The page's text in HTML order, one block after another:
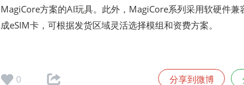
MagiCore方案的AI玩具。此外，MagiCore系列采用软硬件
成eSIM卡，可根据发货区域灵活选择模组和资费方案。
0 分享到微博